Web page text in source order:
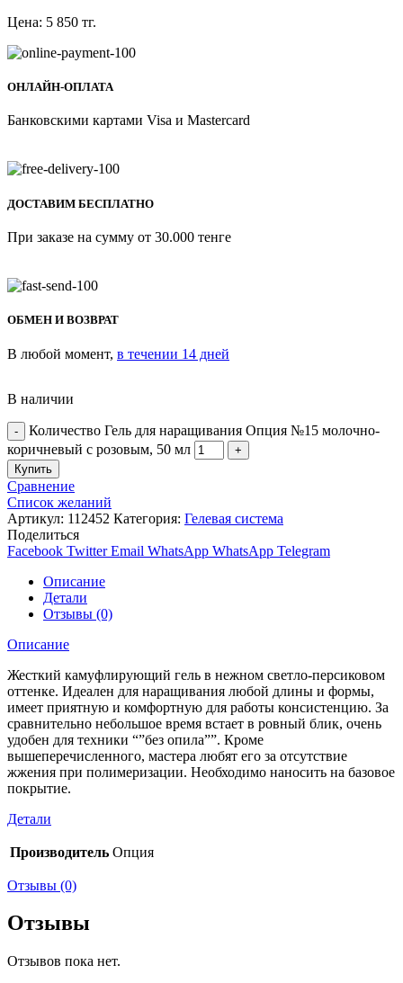
Цена: 5 850 тг.
ОНЛАЙН-ОПЛАТА
Банковскими картами Visa и Mastercard
ДОСТАВИМ БЕСПЛАТНО
При заказе на сумму от 30.000 тенге
ОБМЕН И ВОЗВРАТ
В любой момент, в течении 14 дней
В наличии
Количество Гель для наращивания Опция №15 молочно-
коричневый с розовым, 50 мл
Купить
Сравнение
Список желаний
Артикул: 112452 Категория: Гелевая система
Поделиться
Facebook Twitter Email WhatsApp WhatsApp Telegram
Описание
Детали
Отзывы (0)
Описание
Жесткий камуфлирующий гель в нежном светло-персиковом
оттенке. Идеален для наращивания любой длины и формы,
имеет приятную и комфортную для работы консистенцию. За
сравнительно небольшое время встает в ровный блик, очень
удобен для техники “”без опила””. Кроме
вышеперечисленного, мастера любят его за отсутствие
жжения при полимеризации. Необходимо наносить на базовое
покрытие.
Детали
Производитель Опция
Отзывы (0)
Отзывы
Отзывов пока нет.